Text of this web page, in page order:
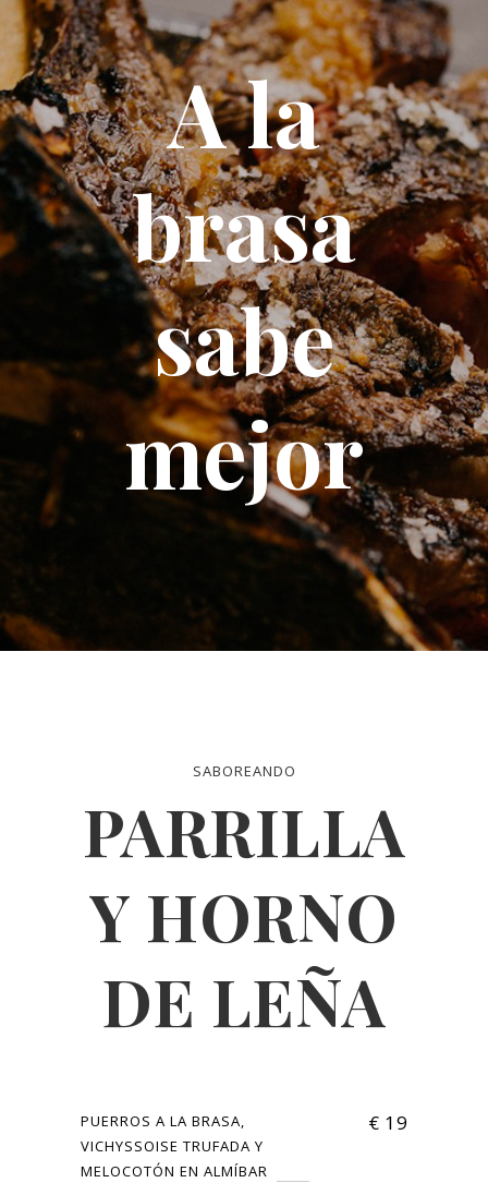
A la
brasa
sabe
mejor
SABOREANDO
PARRILLA
Y HORNO
DE LEÑA
PUERROS A LA BRASA,
VICHYSSOISE TRUFADA Y
MELOCOTÓN EN ALMÍBAR
€ 19